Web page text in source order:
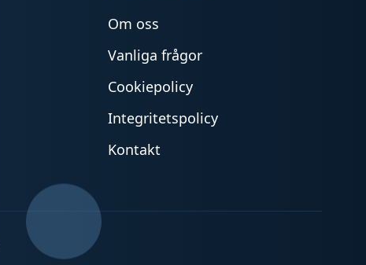
Om oss
Vanliga frågor
Cookiepolicy
Integritetspolicy
Kontakt